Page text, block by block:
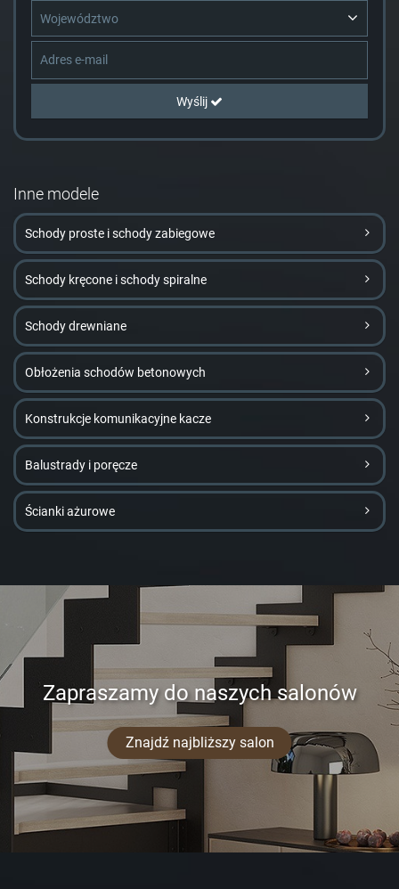
Województwo
Wyślij
Inne modele
Schody proste i schody zabiegowe
Schody kręcone i schody spiralne
Schody drewniane
Obłożenia schodów betonowych
Konstrukcje komunikacyjne kacze
Balustrady i poręcze
Ścianki ażurowe
Zapraszamy do naszych salonów
Znajdź najbliższy salon